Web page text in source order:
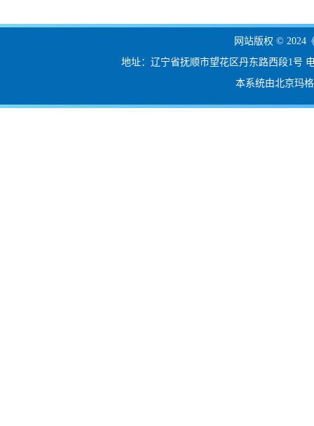
网站版权 © 2024
地址：辽宁省抚顺市望花区丹东路西段1号
本系统由北京玛